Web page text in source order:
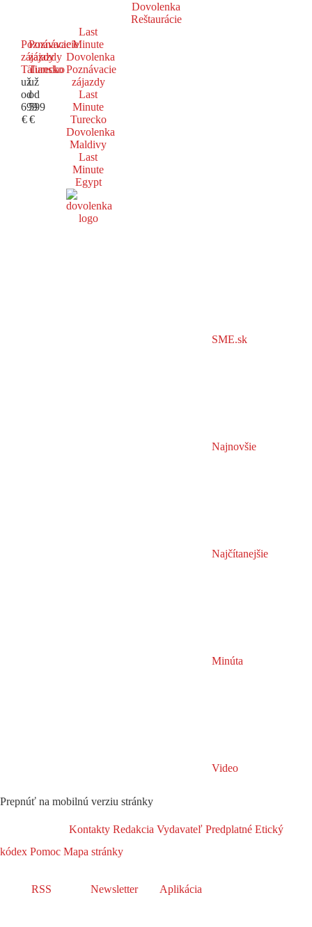
Dovolenka
Reštaurácie
Poznávacie
zájazdy
Taliansko
už
od
699
€
Poznávacie
zájazdy
Turecko
už
od
599
€
Last
Minute
Dovolenka
Poznávacie
zájazdy
Last
Minute
Turecko
Dovolenka
Maldivy
Last
Minute
Egypt
SME.sk
Najnovšie
Najčítanejšie
Minúta
Video
Prepnúť na mobilnú verziu stránky
Kontakty Redakcia Vydavateľ Predplatné Etický
kódex Pomoc Mapa stránky
RSS Newsletter Aplikácia